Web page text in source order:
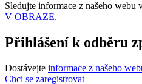
Sledujte informace z našeho webu
V OBRAZE.
Přihlášení k odběru
Dostávejte informace z našeho
Chci se zaregistrovat